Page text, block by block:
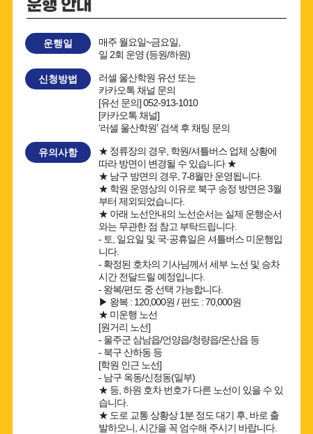
운행일
매주 월요일~금요일,
일 2회 운영 (등원/하원)
신청방법
러셀 울산학원 유선 또는
카카오톡 채널 문의
[유선 문의] 052-913-1010
[카카오톡 채널]
‘러셀 울산학원’ 검색 후 채팅 문의
유의사항
★ 정류장의 경우, 학원/셔틀버스 업체 상황에
따라 방면이 변경될 수 있습니다 ★
★ 남구 방면의 경우, 7-8월만 운영됩니다.
★ 학원 운영상의 이유로 북구 송정 방면은 3월
부터 제외되었습니다.
★ 아래 노선안내의 노선순서는 실제 운행순서
와는 무관한 점 참고 부탁드립니다.
- 토, 일요일 및 국·공휴일은 셔틀버스 미운행입
니다.
- 확정된 호차의 기사님께서 세부 노선 및 승차
시간 전달드릴 예정입니다.
- 왕복/편도 중 선택 가능합니다.
▶ 왕복 : 120,000원 / 편도 : 70,000원
★ 미운행 노선
[원거리 노선]
- 울주군 삼남읍/언양읍/청량읍/온산읍 등
- 북구 산하동 등
[학원 인근 노선]
- 남구 옥동/신정동(일부)
★ 등, 하원 호차 번호가 다른 노선이 있을 수 있
습니다.
★ 도로 교통 상황상 1분 정도 대기 후, 바로 출
발하오니, 시간을 꼭 엄수해 주시기 바랍니다.